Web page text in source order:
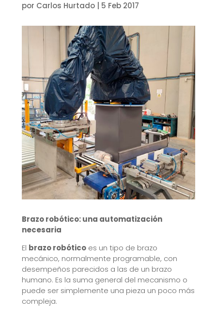
por Carlos Hurtado| 5 Feb 2017
Brazo robótico: una automatización
necesaria
El brazo robóticoes un tipo de brazo
mecánico, normalmente programable, con
desempeños parecidos a las de un brazo
humano. Es la suma general del mecanismo o
puede ser simplemente una pieza un poco más
compleja.